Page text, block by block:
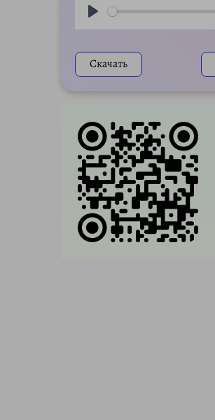
Скачать